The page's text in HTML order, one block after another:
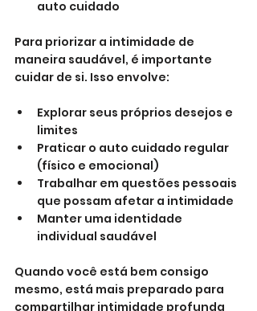
auto cuidado
Para priorizar a intimidade de
maneira saudável, é importante
cuidar de si. Isso envolve:
Explorar seus próprios desejos e
limites
Praticar o auto cuidado regular
(físico e emocional)
Trabalhar em questões pessoais
que possam afetar a intimidade
Manter uma identidade
individual saudável
Quando você está bem consigo
mesmo, está mais preparado para
compartilhar intimidade profunda